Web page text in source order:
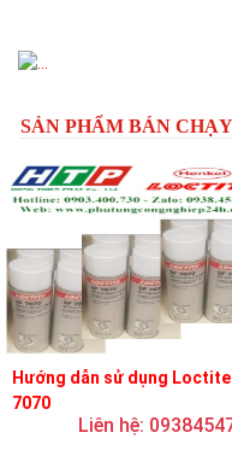
SẢN PHẨM BÁN CHẠY
Hướng dẫn sử dụng Loctite
7070
Liên hệ: